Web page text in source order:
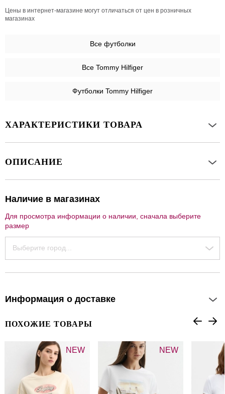
Цены в интернет-магазине могут отличаться от цен в розничных
магазинах
Все футболки
Все Tommy Hilfiger
Футболки Tommy Hilfiger
ХАРАКТЕРИСТИКИ ТОВАРА
ОПИСАНИЕ
Наличие в магазинах
Для просмотра информации о наличии, сначала выберите
размер
Выберите город...
Информация о доставке
ПОХОЖИЕ ТОВАРЫ
NEW NEW